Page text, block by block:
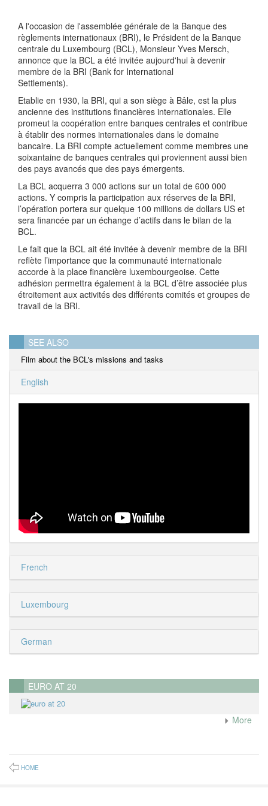
A l'occasion de l'assemblée générale de la Banque des
règlements internationaux (BRI), le Président de la Banque
centrale du Luxembourg (BCL), Monsieur Yves Mersch,
annonce que la BCL a été invitée aujourd'hui à devenir
membre de la BRI (Bank for International
Settlements).
Etablie en 1930, la BRI, qui a son siège à Bâle, est la plus
ancienne des institutions financières internationales. Elle
promeut la coopération entre banques centrales et contribue
à établir des normes internationales dans le domaine
bancaire. La BRI compte actuellement comme membres une
soixantaine de banques centrales qui proviennent aussi bien
des pays avancés que des pays émergents.
La BCL acquerra 3 000 actions sur un total de 600 000
actions. Y compris la participation aux réserves de la BRI,
l’opération portera sur quelque 100 millions de dollars US et
sera financée par un échange d’actifs dans le bilan de la
BCL.
Le fait que la BCL ait été invitée à devenir membre de la BRI
reflète l’importance que la communauté internationale
accorde à la place financière luxembourgeoise. Cette
adhésion permettra également à la BCL d’être associée plus
étroitement aux activités des différents comités et groupes de
travail de la BRI.
SEE ALSO
Film about the BCL's missions and tasks
English
French
Luxembourg
German
EURO AT 20
More
HOME